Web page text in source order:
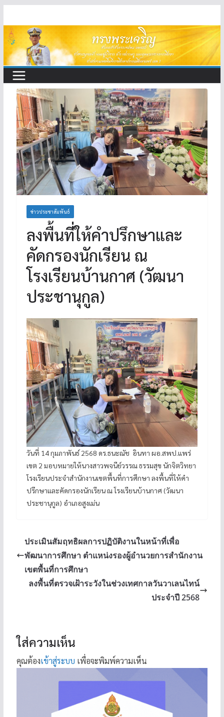
to
content
ข่าวประชาสัมพันธ์
ลงพื้นที่ให้คำปรึกษาและ
คัดกรองนักเรียน ณ
โรงเรียนบ้านกาศ (วัฒนา
ประชานุกูล)
วันที่ 14 กุมภาพันธ์ 2568 ดร.ธนะณัช อินทา ผอ.สพป.แพร่
เขต 2 มอบหมายให้นางสาวพจนีย์วรรณ ธรรมสุข นักจิตวิทยา
โรงเรียนประจำสำนักงานเขตพื้นที่การศึกษา ลงพื้นที่ให้คำ
ปรึกษาและคัดกรองนักเรียน ณ โรงเรียนบ้านกาศ (วัฒนา
ประชานุกูล) อำเภอสูงเม่น
ประเมินสัมฤทธิผลการปฏิบัติงานในหน้าที่เพื่อ
พัฒนาการศึกษา ตำแหน่งรองผู้อำนวยการสำนักงาน
เขตพื้นที่การศึกษา
ลงพื้นที่ตรวจเฝ้าระวังในช่วงเทศกาลวันวาเลนไทน์
ประจำปี 2568
ใส่ความเห็น
คุณต้องเข้าสู่ระบบ เพื่อจะพิมพ์ความเห็น